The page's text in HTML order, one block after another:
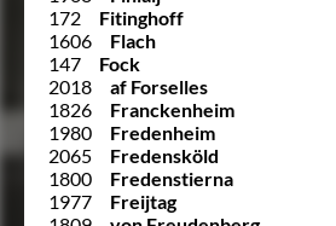
172
Fitinghoff
1606
Flach
147
Fock
2018
af Forselles
1826
Franckenheim
1980
Fredenheim
2065
Fredensköld
1800
Fredenstierna
1977
Freijtag